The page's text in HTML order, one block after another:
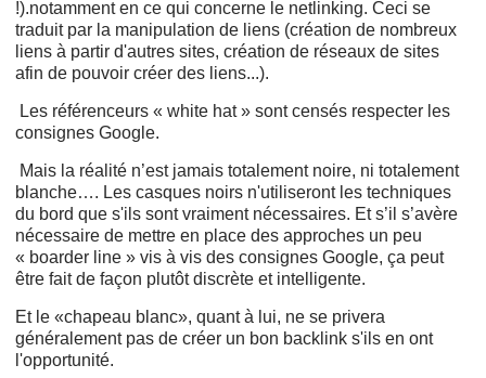
!).notamment en ce qui concerne le netlinking. Ceci se
traduit par la manipulation de liens (création de nombreux
liens à partir d'autres sites, création de réseaux de sites
afin de pouvoir créer des liens...).
Les référenceurs « white hat » sont censés respecter les
consignes Google.
Mais la réalité n’est jamais totalement noire, ni totalement
blanche…. Les casques noirs n'utiliseront les techniques
du bord que s'ils sont vraiment nécessaires. Et s’il s’avère
nécessaire de mettre en place des approches un peu
« boarder line » vis à vis des consignes Google, ça peut
être fait de façon plutôt discrète et intelligente.
Et le «chapeau blanc», quant à lui, ne se privera
généralement pas de créer un bon backlink s'ils en ont
l'opportunité.